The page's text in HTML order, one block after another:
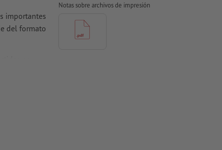
importantes
del formato
para papel
Notas sobre archivos de impresión